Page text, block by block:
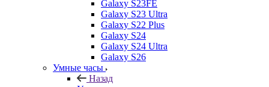
Galaxy S23FE
Galaxy S23 Ultra
Galaxy S22 Plus
Galaxy S24
Galaxy S24 Ultra
Galaxy S26
Умные часы
Назад